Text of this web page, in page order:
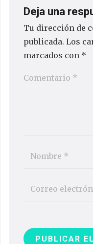
Deja una
Tu dirección de
publicada. Los
marcados con *
PUBLICAR